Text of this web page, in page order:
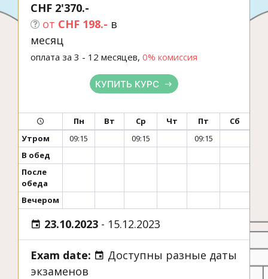
CHF 2'370.-
от CHF 198.- в
месяц
оплата за 3 - 12 месяцев, 0% комиссия
КУПИТЬ КУРС
Пн Вт Ср Чт Пт
Сб
Утром
09:15 09:15
09:15
В обед
После
обеда
Вечером
23.10.2023 - 15.12.2023
Exam date:
Доступны разные даты
экзаменов